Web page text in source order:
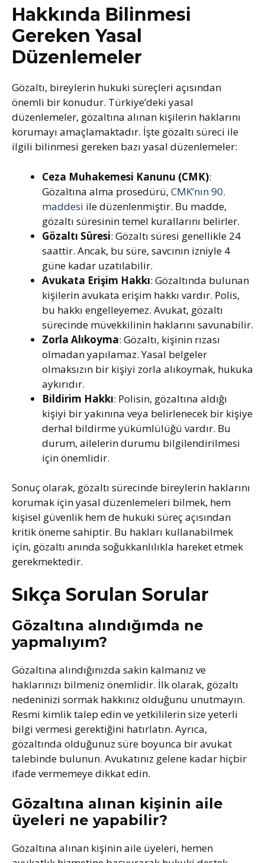
Hakkında Bilinmesi
Gereken Yasal
Düzenlemeler
Gözaltı, bireylerin hukuki süreçleri açısından
önemli bir konudur. Türkiye’deki yasal
düzenlemeler, gözaltına alınan kişilerin haklarını
korumayı amaçlamaktadır. İşte gözaltı süreci ile
ilgili bilinmesi gereken bazı yasal düzenlemeler:
Ceza Muhakemesi Kanunu (CMK):
Gözaltına alma prosedürü, CMK’nın 90.
maddesi ile düzenlenmiştir. Bu madde,
gözaltı süresinin temel kurallarını belirler.
Gözaltı Süresi: Gözaltı süresi genellikle 24
saattir. Ancak, bu süre, savcının izniyle 4
güne kadar uzatılabilir.
Avukata Erişim Hakkı: Gözaltında bulunan
kişilerin avukata erişim hakkı vardır. Polis,
bu hakkı engelleyemez. Avukat, gözaltı
sürecinde müvekkilinin haklarını savunabilir.
Zorla Alıkoyma: Gözaltı, kişinin rızası
olmadan yapılamaz. Yasal belgeler
olmaksızın bir kişiyi zorla alıkoymak, hukuka
aykırıdır.
Bildirim Hakkı: Polisin, gözaltına aldığı
kişiyi bir yakınına veya belirlenecek bir kişiye
derhal bildirme yükümlülüğü vardır. Bu
durum, ailelerin durumu bilgilendirilmesi
için önemlidir.
Sonuç olarak, gözaltı sürecinde bireylerin haklarını
korumak için yasal düzenlemeleri bilmek, hem
kişisel güvenlik hem de hukuki süreç açısından
kritik öneme sahiptir. Bu hakları kullanabilmek
için, gözaltı anında soğukkanlılıkla hareket etmek
gerekmektedir.
Sıkça Sorulan Sorular
Gözaltına alındığımda ne
yapmalıyım?
Gözaltına alındığınızda sakin kalmanız ve
haklarınızı bilmeniz önemlidir. İlk olarak, gözaltı
nedeninizi sormak hakkınız olduğunu unutmayın.
Resmi kimlik talep edin ve yetkililerin size yeterli
bilgi vermesi gerektiğini hatırlatın. Ayrıca,
gözaltında olduğunuz süre boyunca bir avukat
talebinde bulunun. Avukatınız gelene kadar hiçbir
ifade vermemeye dikkat edin.
Gözaltına alınan kişinin aile
üyeleri ne yapabilir?
Gözaltına alınan kişinin aile üyeleri, hemen